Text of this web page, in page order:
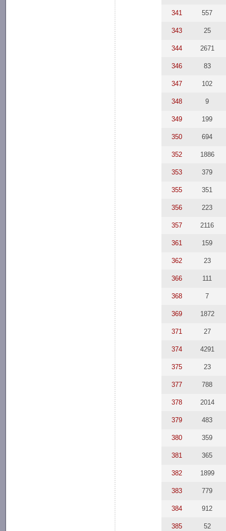
341 557
343 25
344 2671
346 83
347 102
348 9
349 199
350 694
352 1886
353 379
355 351
356 223
357 2116
361 159
362 23
366 111
368 7
369 1872
371 27
374 4291
375 23
377 788
378 2014
379 483
380 359
381 365
382 1899
383 779
384 912
385 52